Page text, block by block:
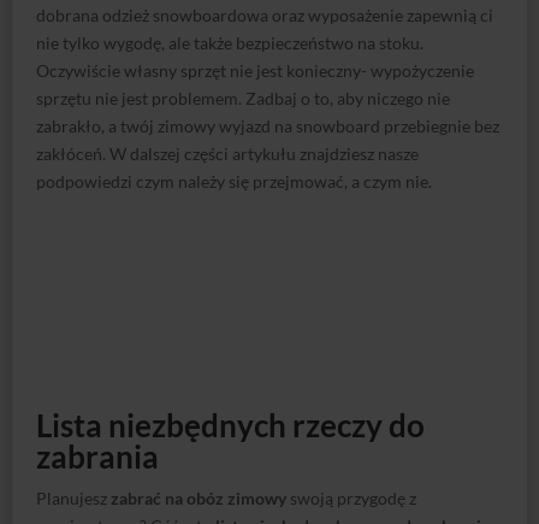
dobrana odzież snowboardowa oraz wyposażenie zapewnią ci
nie tylko wygodę, ale także bezpieczeństwo na stoku.
Oczywiście własny sprzęt nie jest konieczny- wypożyczenie
sprzętu nie jest problemem. Zadbaj o to, aby niczego nie
zabrakło, a twój zimowy wyjazd na snowboard przebiegnie bez
zakłóceń. W dalszej części artykułu znajdziesz nasze
podpowiedzi czym należy się przejmować, a czym nie.
Lista niezbędnych rzeczy do
zabrania
Planujesz zabrać na obóz zimowy swoją przygodę z